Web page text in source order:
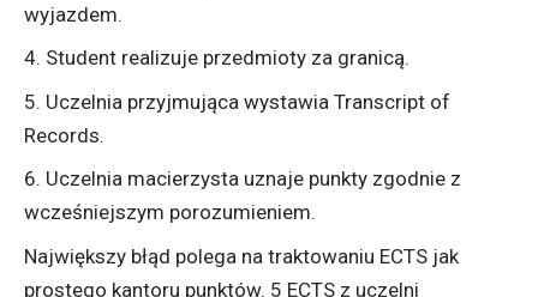
wyjazdem.
Student realizuje przedmioty za granicą.
Uczelnia przyjmująca wystawia Transcript of
Records.
Uczelnia macierzysta uznaje punkty zgodnie z
wcześniejszym porozumieniem.
Największy błąd polega na traktowaniu ECTS jak
prostego kantoru punktów. 5 ECTS z uczelni